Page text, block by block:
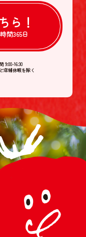
ら！
間365日
9:00-16:30
店舗休暇を除く